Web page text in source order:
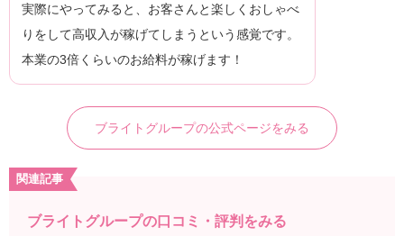
実際にやってみると、お客さんと楽しくおしゃべ
りをして高収入が稼げてしまうという感覚です。
本業の3倍くらいのお給料が稼げます！
ブライトグループの公式ページをみる
関連記事
ブライトグループの口コミ・評判をみる